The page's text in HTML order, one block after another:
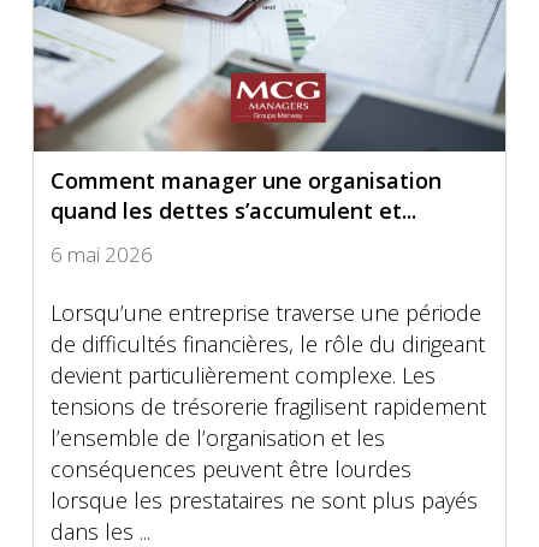
Comment manager une organisation
quand les dettes s’accumulent et...
6 mai 2026
Lorsqu’une entreprise traverse une période
de difficultés financières, le rôle du dirigeant
devient particulièrement complexe. Les
tensions de trésorerie fragilisent rapidement
l’ensemble de l’organisation et les
conséquences peuvent être lourdes
lorsque les prestataires ne sont plus payés
dans les ...